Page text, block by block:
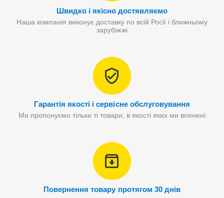
Швидко і якісно достявляємо
Наша компанія виконує доставку по всій Росії і ближньому
зарубіжжі
Гарантія якості і сервісне обслуговування
Ми пропонуємо тільки ті товари, в якості яких ми впенені
Повернення товару протягом 30 днів